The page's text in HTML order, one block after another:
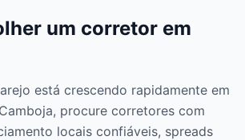
um corretor em
está crescendo rapidamente em
procure corretores com
locais confiáveis, spreads